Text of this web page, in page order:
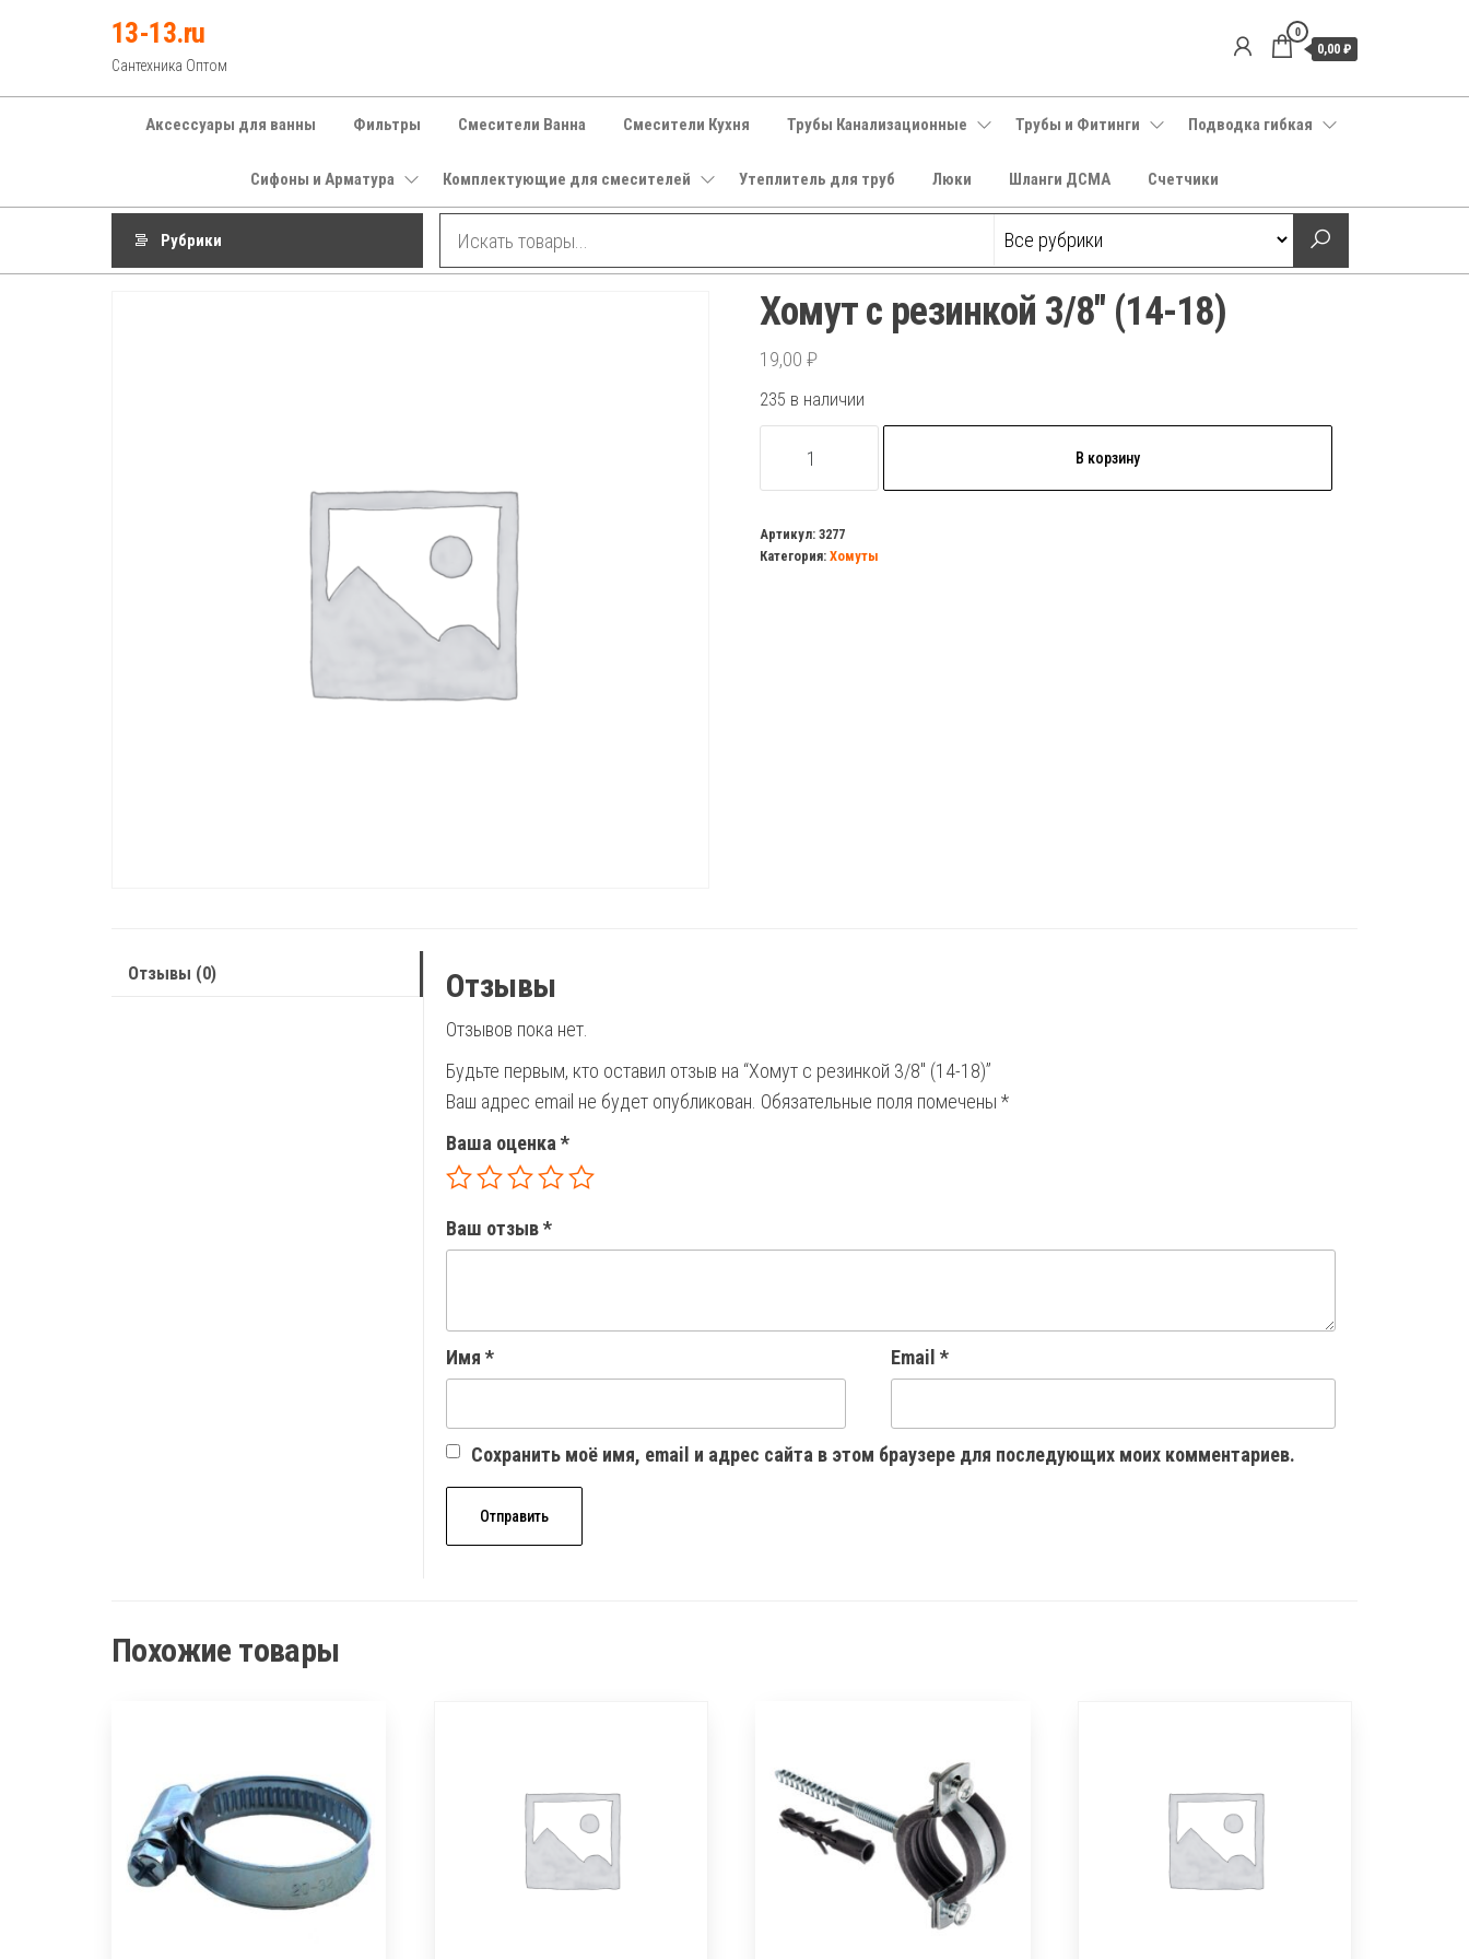
13-13.ru
Сантехника Оптом
0
0,00 ₽
Аксессуары для ванны Фильтры Смесители Ванна Смесители Кухня Трубы Канализационные Трубы и Фитинги Подводка гибкая
Сифоны и Арматура Комплектующие для смесителей Утеплитель для труб Люки Шланги ДСМА Счетчики
Рубрики
Хомут с резинкой 3/8″ (14-18)
19,00 ₽
235 в наличии
товара
с
резинкой
В корзину
Артикул: 3277
Категория: Хомуты
Отзывы (0) Отзывы
Отзывов пока нет.
Будьте первым, кто оставил отзыв на “Хомут с резинкой 3/8″ (14-18)”
Ваш адрес email не будет опубликован. Обязательные поля помечены *
Ваша оценка *
Ваш отзыв*
Имя * Email *
Сохранить моё имя, email и адрес сайта в этом браузере для последующих моих комментариев.
Похожие товары